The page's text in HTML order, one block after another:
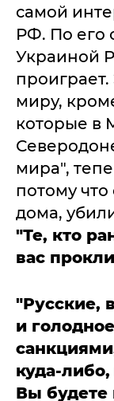
самой
РФ. По его
Украиной
миру,
которые в
мира",
потому
дома,
"Те, кто
вас
"Русские,
и
куда-
Вы будете